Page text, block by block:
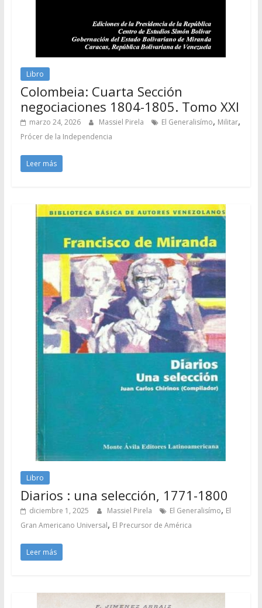
Libro
Colombeia: Cuarta Sección
negociaciones 1804-1805. Tomo XXI
marzo 24, 2026 Massiel Pirela El Generalisímo, Militar,
Prócer de la Independencia
Leer más
Libro
Diarios : una selección, 1771-1800
diciembre 1, 2025 Massiel Pirela El Generalisímo, El
Gran Americano Universal, El Precursor de América
Leer más